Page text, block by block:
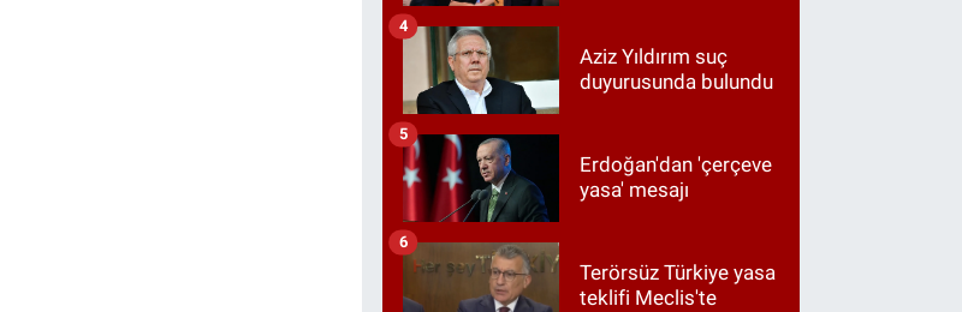
Aziz Yıldırım suç
duyurusunda bulundu
4
Erdoğan'dan 'çerçeve
yasa' mesajı
5
Terörsüz Türkiye yasa
teklifi Meclis'te
6